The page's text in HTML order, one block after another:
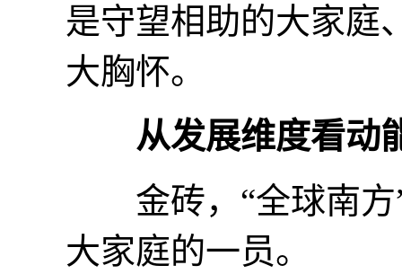
是守望相助的大家庭
大胸怀。
从发展维度看动
金砖，“全球南方”
大家庭的一员。